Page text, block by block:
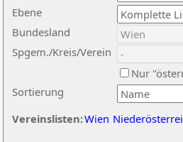
Ebene
Sortierung
Bundesland
Spgem./Kreis/Verein
Nur
Vereinslisten:Wien